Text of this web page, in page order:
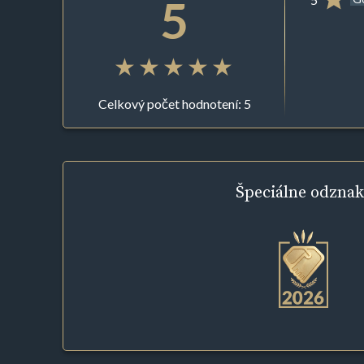
5
Celkový počet hodnotení: 5
Špeciálne